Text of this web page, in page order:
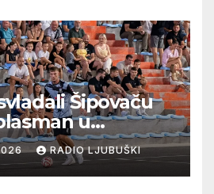
Šipovaču
u
Grab izborio
Klobuk ispao,
četvrtfinale
RADIO LJUBUŠKI